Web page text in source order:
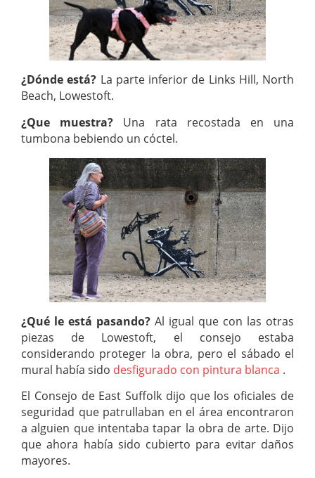
¿Dónde está? La parte inferior de Links Hill, North
Beach, Lowestoft.
¿Que muestra? Una rata recostada en una
tumbona bebiendo un cóctel.
¿Qué le está pasando? Al igual que con las otras
piezas de Lowestoft, el consejo estaba
considerando proteger la obra, pero el sábado el
mural había sido desfigurado con pintura blanca .
El Consejo de East Suffolk dijo que los oficiales de
seguridad que patrullaban en el área encontraron
a alguien que intentaba tapar la obra de arte. Dijo
que ahora había sido cubierto para evitar daños
mayores.